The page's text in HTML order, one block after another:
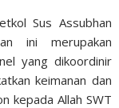
Sus Assubhan
ini merupakan
yang dikoordinir
keimanan dan
kepada Allah SWT